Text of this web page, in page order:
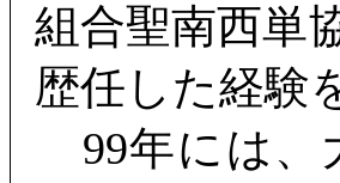
組合聖南西単
歴任した経験
99年には、